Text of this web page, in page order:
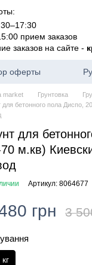
прием заказов
заказов на сайте -
оферты
market Грунтовка
для бетонного пола Диспо,
для
м.кв)
Артикул: 8064677
грн 3